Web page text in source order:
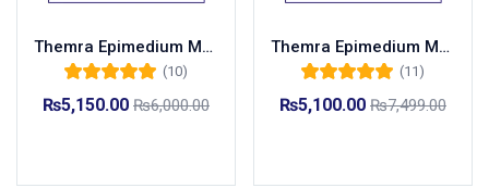
Themra Epimedium Macun 12 Sachet Box
5
(10)
₨5,150.00 ₨6,000.00
Themra Epimedium Macun 240g Jar
5
(11)
₨5,100.00 ₨7,499.00